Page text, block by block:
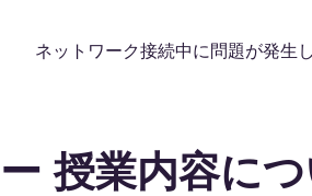
ネットワーク接続中に問題が発生
ー 授業内容に